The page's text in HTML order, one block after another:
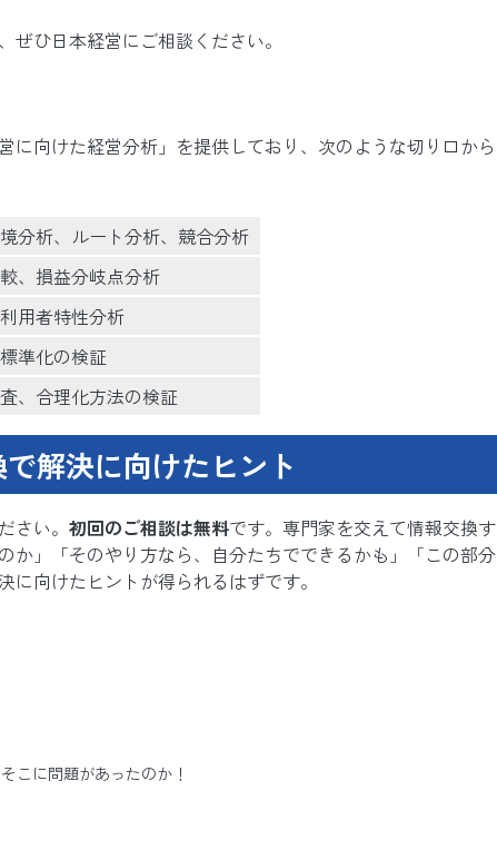
ひ日本経営にご相談ください。
に向けた経営分析」を提供しており、次のような切り口から
分析、ルート分析、競合分析
、損益分岐点分析
用者特性分析
準化の検証
、合理化方法の検証
解決に向けたヒント
さい。 初回のご相談は無料です。専門家を交えて情報交換す
か」「そのやり方なら、自分たちでできるかも」「この部分
向けたヒントが得られるはずです。
そこに問題があったのか！